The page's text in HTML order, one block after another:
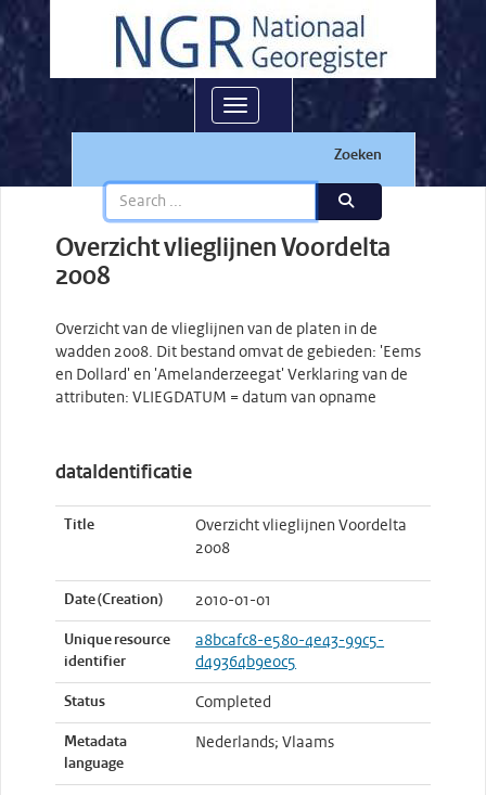
Toggle navigation
Zoeken
Overzicht vlieglijnen Voordelta
2008
Overzicht van de vlieglijnen van de platen in de
wadden 2008. Dit bestand omvat de gebieden: 'Eems
en Dollard' en 'Amelanderzeegat' Verklaring van de
attributen: VLIEGDATUM = datum van opname
dataIdentificatie
Title
Overzicht vlieglijnen Voordelta
2008
Date (Creation) 2010-01-01
Unique resource
identifier
a8bcafc8-e580-4e43-99c5-
d49364b9e0c5
Status Completed
Metadata
language
Nederlands; Vlaams